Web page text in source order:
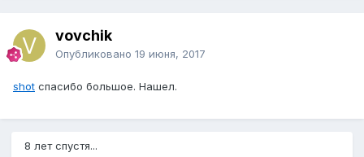
vovchik
Опубликовано 19 июня, 2017
shot спасибо большое. Нашел.
8 лет спустя...